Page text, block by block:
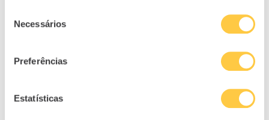
Necessários
Preferências
Estatísticas
conheça as medidas
10/10/2024